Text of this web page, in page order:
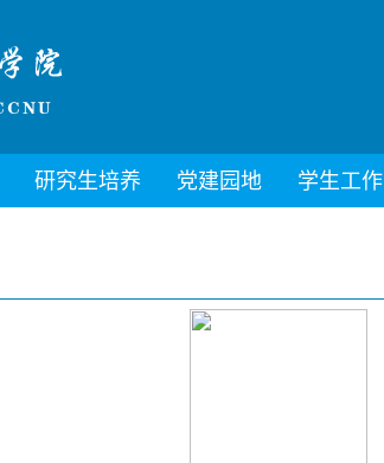
研究生培养 党建园地 学生工作